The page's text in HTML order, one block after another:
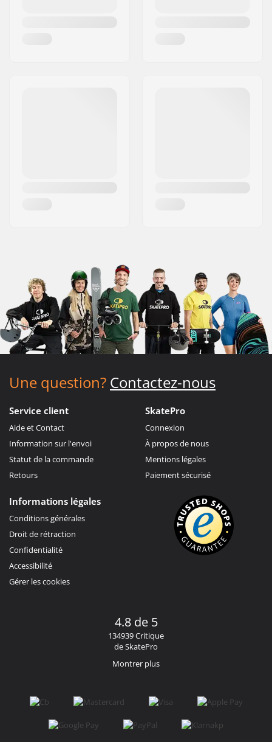
Une question? Contactez-nous
Service client
Aide et Contact
Information sur l'envoi
Statut de la commande
Retours
SkatePro
Connexion
À propos de nous
Mentions légales
Paiement sécurisé
Informations légales
Conditions générales
Droit de rétraction
Confidentialité
Accessibilité
Gérer les cookies
4.8 de 5
134939 Critique
de SkatePro
Montrer plus